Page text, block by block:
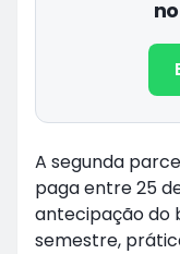
A segunda
paga entre 25
antecipação do
semestre,